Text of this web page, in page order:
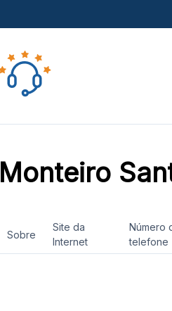
Monteiro
Sobre
Site da
Internet
Número
telefone